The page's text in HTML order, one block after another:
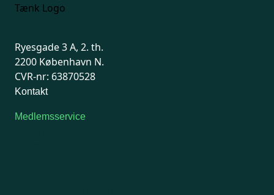
Ryesgade 3 A, 2. th.
2200 København N.
CVR-nr: 63870528
Kontakt
Medlemsservice